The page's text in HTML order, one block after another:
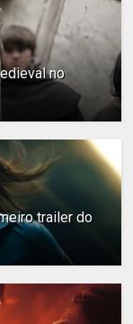
no
trailer do